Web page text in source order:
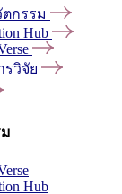
กรรม
Hub
วิจัย
Hub